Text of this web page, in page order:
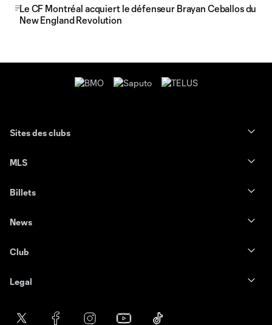
Le CF Montréal acquiert le défenseur Brayan Ceballos du
New England Revolution
Sites des clubs
MLS
Billets
News
Club
Legal